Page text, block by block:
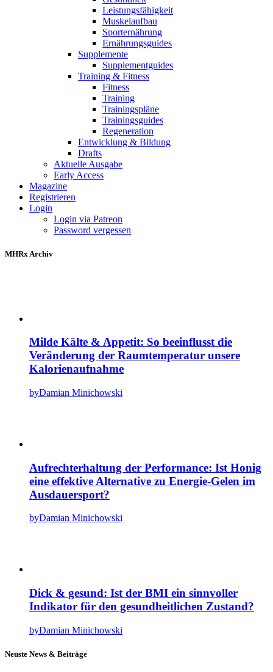
Leistungsfähigkeit
Muskelaufbau
Sporternährung
Ernährungsguides
Supplemente
Supplementguides
Training & Fitness
Fitness
Training
Trainingspläne
Trainingsguides
Regeneration
Entwicklung & Bildung
Drafts
Aktuelle Ausgabe
Early Access
Magazine
Registrieren
Login
Login via Patreon
Password vergessen
MHRx Archiv
Milde Kälte & Appetit: So beeinflusst die
Veränderung der Raumtemperatur unsere
Kalorienaufnahme
byDamian Minichowski
Aufrechterhaltung der Performance: Ist Honig
eine effektive Alternative zu Energie-Gelen im
Ausdauersport?
byDamian Minichowski
Dick & gesund: Ist der BMI ein sinnvoller
Indikator für den gesundheitlichen Zustand?
byDamian Minichowski
Neuste News & Beiträge